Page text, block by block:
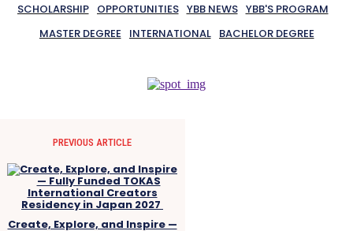
SCHOLARSHIP OPPORTUNITIES YBB NEWS YBB'S PROGRAM
MASTER DEGREE
INTERNATIONAL BACHELOR DEGREE
PREVIOUS ARTICLE
Create, Explore, and Inspire —